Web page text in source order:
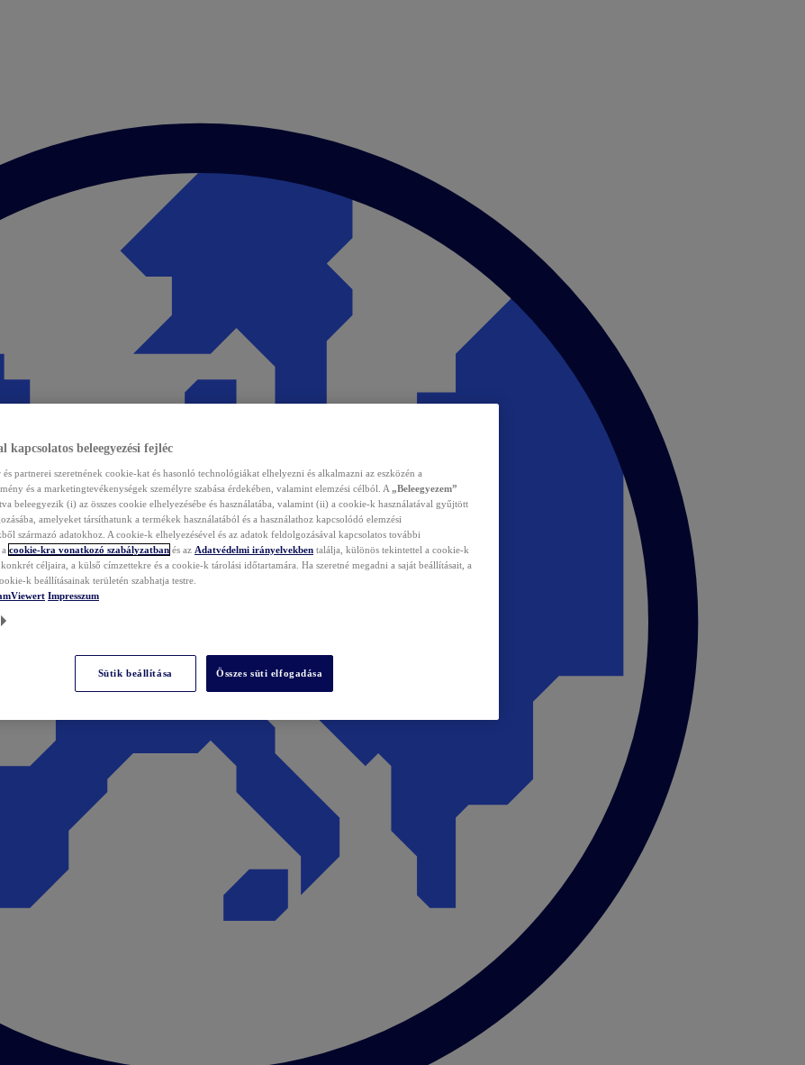
kapcsolatos beleegyezési fejléc
és partnerei szeretnének cookie-kat és hasonló technológiákat elhelyezni és alkalmazni az eszközén a
és a marketingtevékenységek személyre szabása érdekében, valamint elemzési célból. A „Beleegyezem”
beleegyezik (i) az összes cookie elhelyezésébe és használatába, valamint (ii) a cookie-k használatával gyűjtött
amelyeket társíthatunk a termékek használatából és a használathoz kapcsolódó elemzési
származó adatokhoz. A cookie-k elhelyezésével és az adatok feldolgozásával kapcsolatos további
cookie-kra vonatkozó szabályzatban és az Adatvédelmi irányelvekben találja, különös tekintettel a cookie-k
céljaira, a külső címzettekre és a cookie-k tárolási időtartamára. Ha szeretné megadni a saját beállításait, a
k beállításainak területén szabhatja testre.
Impresszum
Sütik beállítása Összes süti elfogadása